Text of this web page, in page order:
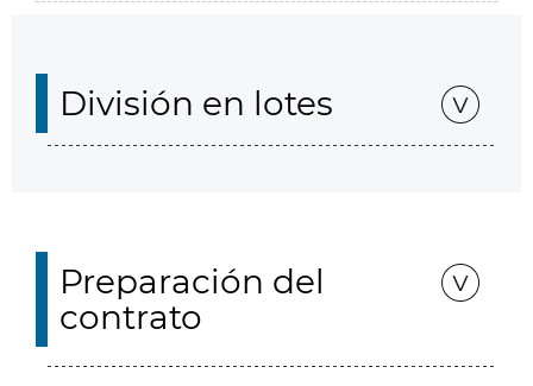
División en lotes
Preparación del
contrato